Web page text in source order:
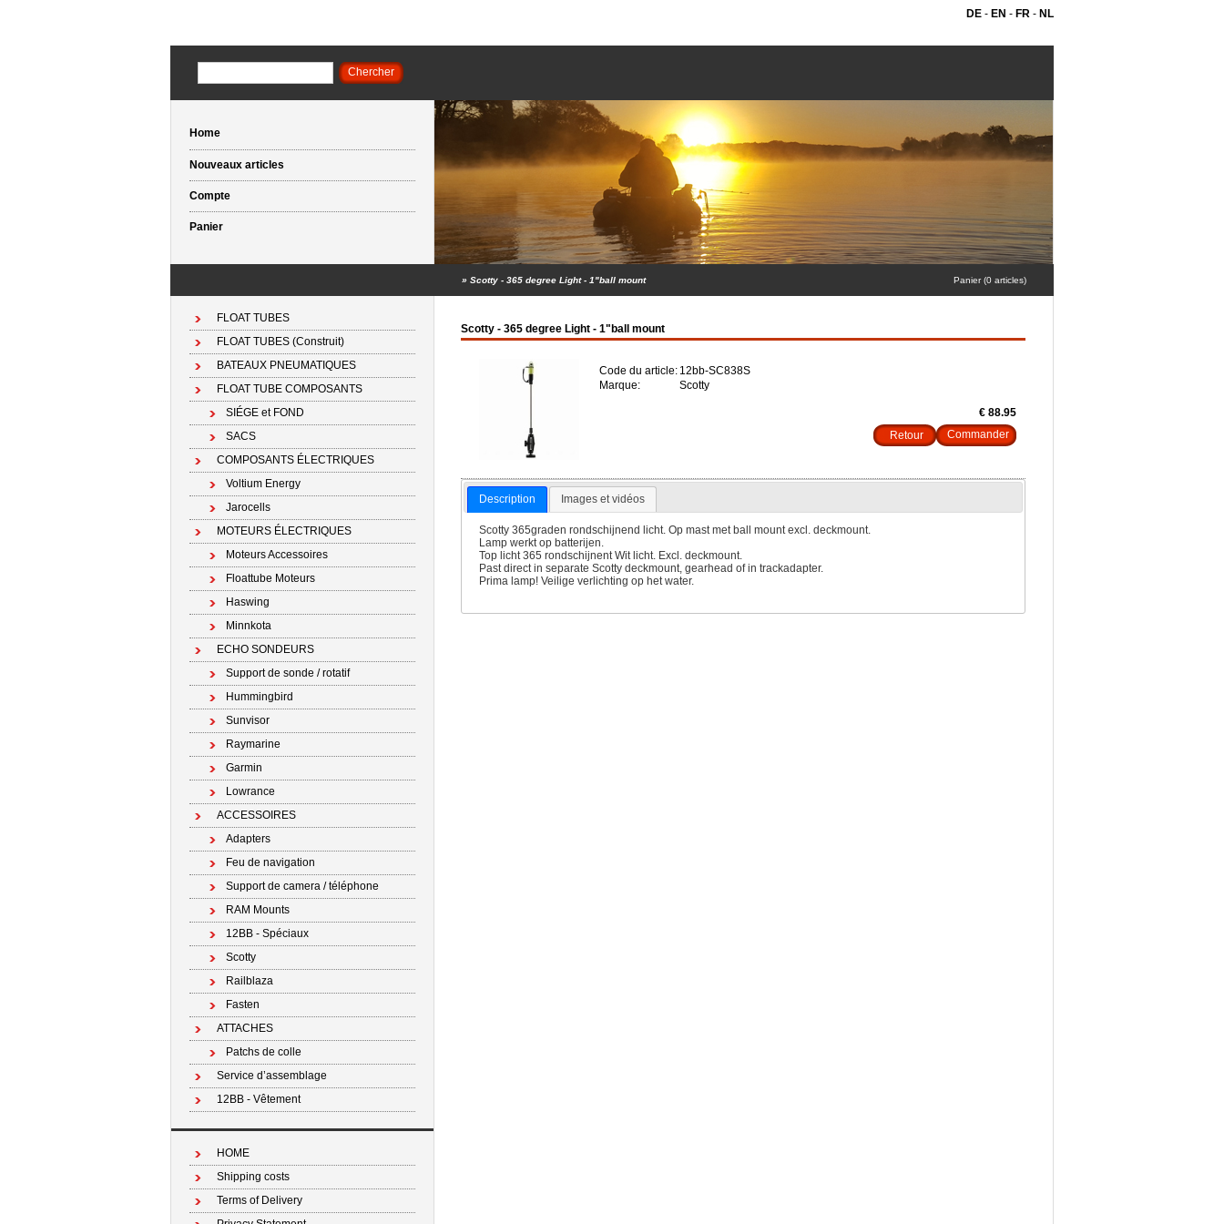
DE - EN - FR - NL
Home
Nouveaux articles
Compte
Panier
» Scotty - 365 degree Light - 1"ball mount Panier (0 articles)
FLOAT TUBES
FLOAT TUBES (Construit)
BATEAUX PNEUMATIQUES
FLOAT TUBE COMPOSANTS
SIÉGE et FOND
SACS
COMPOSANTS ÉLECTRIQUES
Voltium Energy
Jarocells
MOTEURS ÉLECTRIQUES
Moteurs Accessoires
Floattube Moteurs
Haswing
Minnkota
ECHO SONDEURS
Support de sonde / rotatif
Hummingbird
Sunvisor
Raymarine
Garmin
Lowrance
ACCESSOIRES
Adapters
Feu de navigation
Support de camera / téléphone
RAM Mounts
12BB - Spéciaux
Scotty
Railblaza
Fasten
ATTACHES
Patchs de colle
Service d’assemblage
12BB - Vêtement
HOME
Shipping costs
Terms of Delivery
Scotty - 365 degree Light - 1"ball mount
Code du article: 12bb-SC838S
Marque:
Scotty
€ 88.95
Retour
Description Images et vidéos
Scotty 365graden rondschijnend licht. Op mast met ball mount excl. deckmount.
Lamp werkt op batterijen.
Top licht 365 rondschijnent Wit licht. Excl. deckmount.
Past direct in separate Scotty deckmount, gearhead of in trackadapter.
Prima lamp! Veilige verlichting op het water.